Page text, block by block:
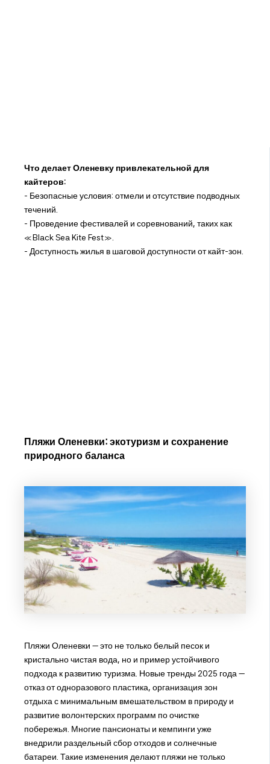
Что делает Оленевку привлекательной для
кайтеров:
- Безопасные условия: отмели и отсутствие подводных
течений.
- Проведение фестивалей и соревнований, таких как
«Black Sea Kite Fest».
- Доступность жилья в шаговой доступности от кайт-зон.
Пляжи Оленевки: экотуризм и сохранение
природного баланса
Пляжи Оленевки — это не только белый песок и
кристально чистая вода, но и пример устойчивого
подхода к развитию туризма. Новые тренды 2025 года —
отказ от одноразового пластика, организация зон
отдыха с минимальным вмешательством в природу и
развитие волонтерских программ по очистке
побережья. Многие пансионаты и кемпинги уже
внедрили раздельный сбор отходов и солнечные
батареи. Такие изменения делают пляжи не только